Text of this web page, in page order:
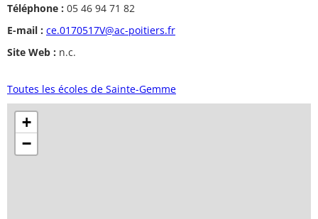
Téléphone : 05 46 94 71 82
E-mail : ce.0170517V@ac-poitiers.fr
Site Web : n.c.
Toutes les écoles de Sainte-Gemme
+
−